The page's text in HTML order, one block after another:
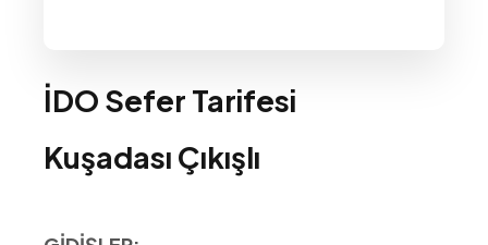
İDO Sefer Tarifesi
Kuşadası Çıkışlı